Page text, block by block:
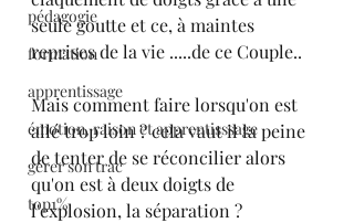
pédagogie
formation
apprentissage
émotion, raison et apprentisssage
gérer son trac
top1%
seule goutte et ce, à maintes
reprises de la vie .....de ce Couple..
Mais comment faire lorsqu'on est
allé trop loin ? cela vaut il la peine
de tenter de se réconcilier alors
qu'on est à deux doigts de
l'explosion, la séparation ?